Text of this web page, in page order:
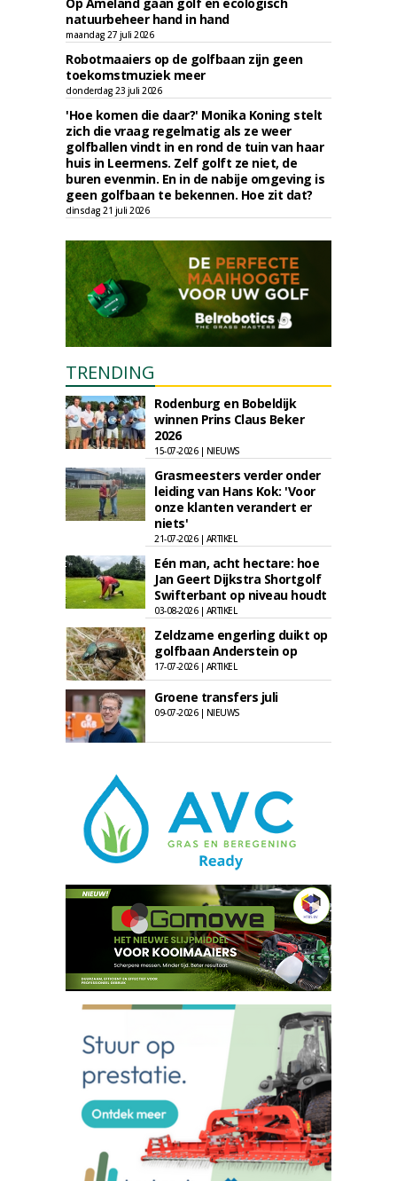
natuurbeheer hand in hand
maandag 27 juli 2026
Robotmaaiers op de golfbaan zijn geen
toekomstmuziek meer
donderdag 23 juli 2026
'Hoe komen die daar?' Monika Koning stelt
zich die vraag regelmatig als ze weer
golfballen vindt in en rond de tuin van haar
huis in Leermens. Zelf golft ze niet, de
buren evenmin. En in de nabije omgeving is
geen golfbaan te bekennen. Hoe zit dat?
dinsdag 21 juli 2026
TRENDING
Rodenburg en Bobeldijk
winnen Prins Claus Beker
2026
15-07-2026 | NIEUWS
Grasmeesters verder onder
leiding van Hans Kok: 'Voor
onze klanten verandert er
niets'
21-07-2026 | ARTIKEL
Eén man, acht hectare: hoe
Jan Geert Dijkstra Shortgolf
Swifterbant op niveau houdt
03-08-2026 | ARTIKEL
Zeldzame engerling duikt op
golfbaan Anderstein op
17-07-2026 | ARTIKEL
Groene transfers juli
09-07-2026 | NIEUWS